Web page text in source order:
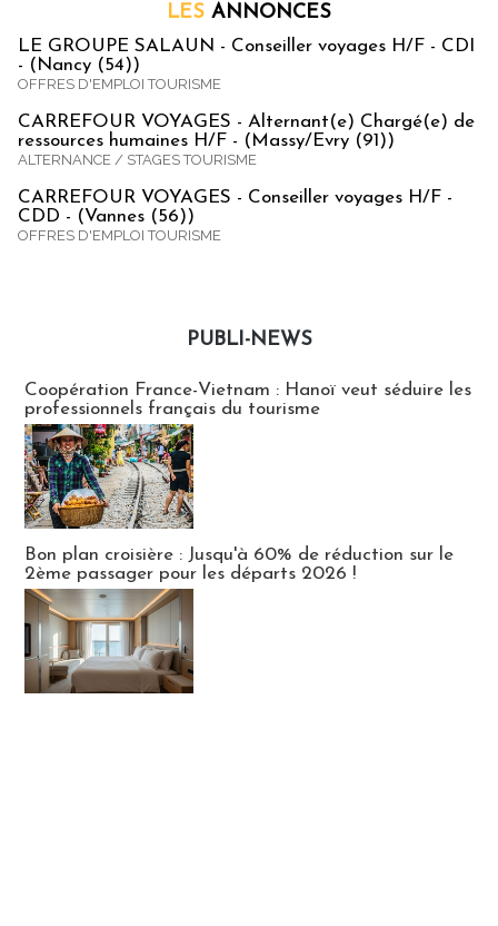
LES ANNONCES
LE GROUPE SALAUN - Conseiller voyages H/F - CDI
- (Nancy (54))
OFFRES D'EMPLOI TOURISME
CARREFOUR VOYAGES - Alternant(e) Chargé(e) de
ressources humaines H/F - (Massy/Evry (91))
ALTERNANCE / STAGES TOURISME
CARREFOUR VOYAGES - Conseiller voyages H/F -
CDD - (Vannes (56))
OFFRES D'EMPLOI TOURISME
PUBLI-NEWS
Coopération France-Vietnam : Hanoï veut séduire les
professionnels français du tourisme
Bon plan croisière : Jusqu'à 60% de réduction sur le
2ème passager pour les départs 2026 !